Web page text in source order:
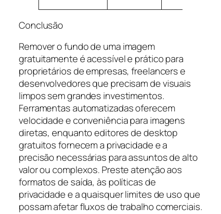
Conclusão
Remover o fundo de uma imagem
gratuitamente é acessível e prático para
proprietários de empresas, freelancers e
desenvolvedores que precisam de visuais
limpos sem grandes investimentos.
Ferramentas automatizadas oferecem
velocidade e conveniência para imagens
diretas, enquanto editores de desktop
gratuitos fornecem a privacidade e a
precisão necessárias para assuntos de alto
valor ou complexos. Preste atenção aos
formatos de saída, às políticas de
privacidade e a quaisquer limites de uso que
possam afetar fluxos de trabalho comerciais.